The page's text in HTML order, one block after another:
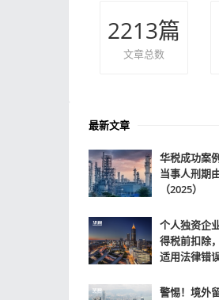
2213篇
文章总数
最新文章
华税成功案
当事人刑期
（2025）
个人独资企
得税前扣除
适用法律错
警惕！境外